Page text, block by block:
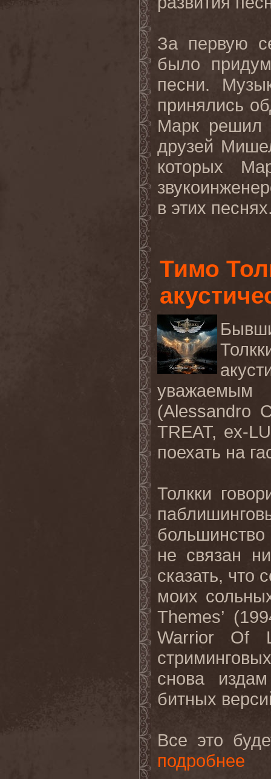
За первую
было
песни.
принялись
Марк решил
друзей
которых
в этих
Тимо
уважаемым
(Alessandro
TREAT, ex-
поехать на
Толкки
не связан
сказать, что
моих
Themes’
Warrior
Of
снова
битных
Все это
подробнее